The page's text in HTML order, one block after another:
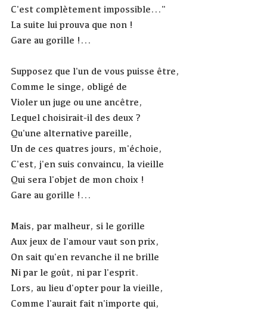
C'est complètement impossible..."
La suite lui prouva que non !
Gare au gorille !...
Supposez que l'un de vous puisse être,
Comme le singe, obligé de
Violer un juge ou une ancêtre,
Lequel choisirait-il des deux ?
Qu'une alternative pareille,
Un de ces quatres jours, m'échoie,
C'est, j'en suis convaincu, la vieille
Qui sera l'objet de mon choix !
Gare au gorille !...
Mais, par malheur, si le gorille
Aux jeux de l'amour vaut son prix,
On sait qu'en revanche il ne brille
Ni par le goût, ni par l'esprit.
Lors, au lieu d'opter pour la vieille,
Comme l'aurait fait n'importe qui,